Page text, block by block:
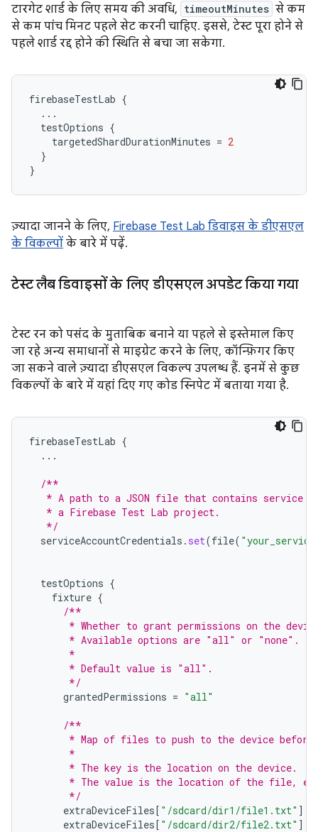
टारगेट शार्ड के लिए समय की अवधि, timeoutMinutes से कम
से कम पांच मिनट पहले सेट करनी चाहिए. इससे, टेस्ट पूरा होने से
पहले शार्ड रद्द होने की स्थिति से बचा जा सकेगा.
firebaseTestLab {
...
testOptions {
targetedShardDurationMinutes = 2
}
}
ज़्यादा जानने के लिए, Firebase Test Lab डिवाइस के डीएसएल
के विकल्पों के बारे में पढ़ें.
टेस्ट लैब डिवाइसों के लिए डीएसएल अपडेट किया गया
टेस्ट रन को पसंद के मुताबिक बनाने या पहले से इस्तेमाल किए
जा रहे अन्य समाधानों से माइग्रेट करने के लिए, कॉन्फ़िगर किए
जा सकने वाले ज़्यादा डीएसएल विकल्प उपलब्ध हैं. इनमें से कुछ
विकल्पों के बारे में यहां दिए गए कोड स्निपेट में बताया गया है.
firebaseTestLab {
...
/**
* A path to a JSON file that contains service
   * a Firebase Test Lab project.
   */
serviceAccountCredentials . set(file(
testOptions {
fixture {
/**
* Whether to grant permissions on the
       * Available options are "all" or "none".
       *
       * Default value is "all".
       */
grantedPermissions = "all"
/**
* Map of files to push to the device
       *
       * The key is the location on the device.
* The value is the location of the file,
       */
extraDeviceFiles[ "/sdcard/dir1/file1.txt" ]
extraDeviceFiles[ "/sdcard/dir2/file2.txt" ]